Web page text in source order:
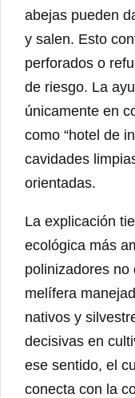
abejas pueden
y salen. Esto
perforados o
de riesgo. La
únicamente en
como “hotel de
cavidades
orientadas.
La explicación
ecológica más
polinizadores no
melífera
nativos y
decisivas en
ese sentido, el
conecta con la